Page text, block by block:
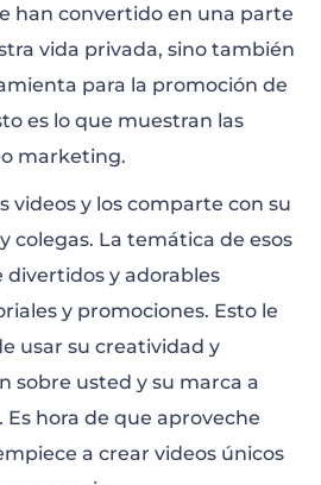
Sociales
Video
han convertido en una parte
vida privada, sino también
para la promoción de
es lo que muestran las
marketing.
videos y los comparte con su
colegas. La temática de esos
divertidos y adorables
y promociones. Esto le
usar su creatividad y
sobre usted y su marca a
Es hora de que aproveche
a crear videos únicos